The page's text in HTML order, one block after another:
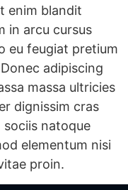
enim blandit
in arcu cursus
eu feugiat pretium
adipiscing
massa ultricies
dignissim cras
natoque
elementum nisi
proin.